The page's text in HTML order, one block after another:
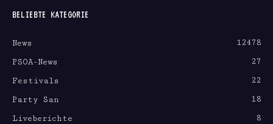
BELIEBTE KATEGORIE
News
12478
PSOA-News
27
Festivals
22
Party San
18
Liveberichte
8